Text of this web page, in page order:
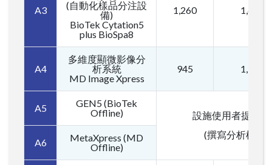
A3
(自動化樣品分注設
備)
BioTek Cytation5
plus BioSpa8
1,260 1,680
A4
多維度顯微影像分
析系統
MD Image Xpress
945 1,365
A5
GEN5 (BioTek
Offline)
設施使用者提供
(撰寫分析模組
A6
MetaXpress (MD
Offline)